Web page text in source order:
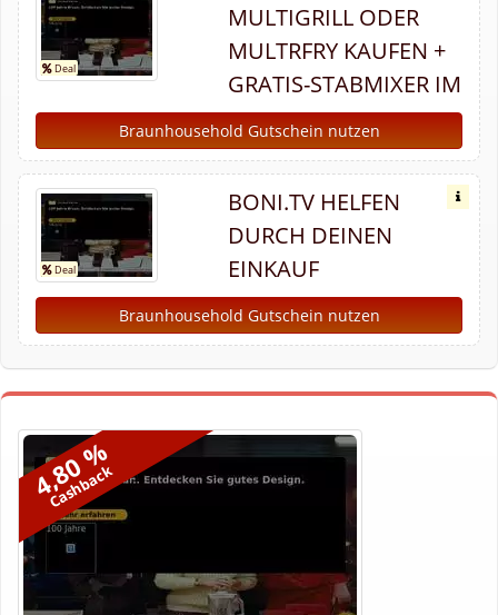
MULTIGRILL ODER
MULTRFRY KAUFEN +
GRATIS-STABMIXER IM
Braunhousehold Gutschein nutzen
BONI.TV HELFEN
DURCH DEINEN
EINKAUF
Braunhousehold Gutschein nutzen
4,80 %
Cashback